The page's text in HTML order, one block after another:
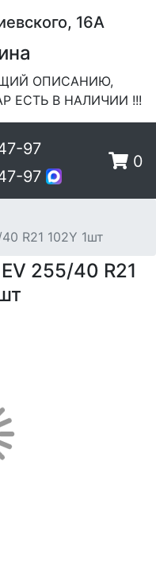
16А
ОПИСАНИЮ,
ЕСТЬ В НАЛИЧИИ !!!
97
97
0
R21 102Y 1шт
255/40 R21